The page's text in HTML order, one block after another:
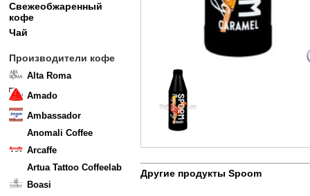
Свежеобжаренный
кофе
Чай
Производители кофе
Alta Roma
Amado
Ambassador
Anomali Coffee
Arcaffe
Artua Tattoo Coffeelab
Boasi
Другие продукты Spoom